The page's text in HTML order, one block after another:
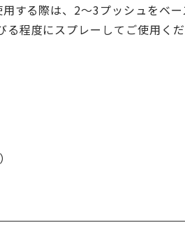
する際は、2～3プッシュをベー
程度にスプレーしてご使用くだ
）